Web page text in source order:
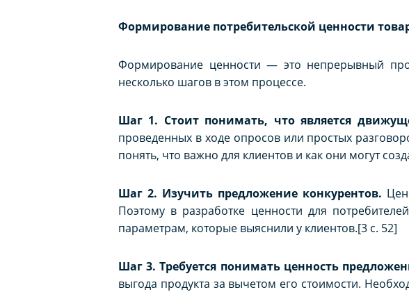
Формирование потребительской ценности
Формирование ценности — это непрерывный
несколько шагов в этом процессе.
Шаг 1. Стоит понимать, что является
проведенных в ходе опросов или простых
понять, что важно для клиентов и как они могут
Шаг 2. Изучить предложение конкурентов.
Поэтому в разработке ценности для
параметрам, которые выяснили у клиентов.[3 c. 52]
Шаг 3. Требуется понимать ценность
выгода продукта за вычетом его стоимости.